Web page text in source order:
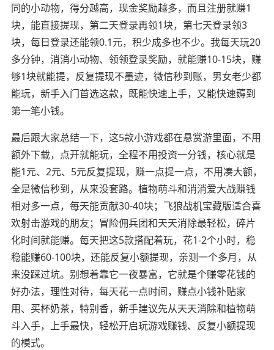
同的小动物，得分越高，现金奖励越多，而且注册就赚1
块，能直接提现，第二天登录再领1块，第七天登录领3
块，每日登录还能领0.1元，积少成多也不少。我每天玩20
多分钟，消消小动物、领领登录奖励，就能赚10-15块，赚
够1块就能提，反复提现不墨迹，微信秒到账，男女老少都
能玩，新手入门首选这款，既能快速上手，又能快速薅到
第一笔小钱。
最后跟大家总结一下，这5款小游戏都在悬赏游里面，不用
额外下载，点开就能玩，全程不用投资一分钱，核心就是
能1元、2元、5元反复提现，赚一点提一点，不用凑大额，
全是微信秒到，从来没套路。植物萌斗和消消爱大战赚钱
相对多一点，每天能贡献30-40块；飞狼战机宝藏版适合喜
欢射击游戏的朋友；冒险佣兵团和天天消除最轻松，碎片
化时间就能赚。每天把这5款搭配着玩，花1-2个小时，稳
稳能赚60-100块，还能反复小额提现，亲测一个多月，从
来没踩过坑。别想着靠它一夜暴富，它就是个赚零花钱的
好办法，理性对待，每天花一点时间，赚点小钱补贴家
用、买杯奶茶，特别香，新手建议先从天天消除和植物萌
斗入手，上手最快，轻松开启玩游戏赚钱、反复小额提现
的模式。